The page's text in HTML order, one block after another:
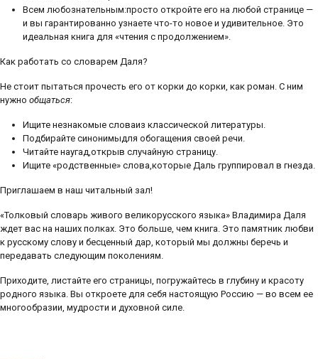
Всем любознательным:просто откройте его на любой странице —
и вы гарантированно узнаете что-то новое и удивительное. Это
идеальная книга для «чтения с продолжением».
Как работать со словарем Даля?
Не стоит пытаться прочесть его от корки до корки, как роман. С ним
нужно общаться:
Ищите незнакомые словаиз классической литературы.
Подбирайте синонимыдля обогащения своей речи.
Читайте наугад,открыв случайную страницу.
Ищите «родственные» слова,которые Даль группировал в гнезда.
Приглашаем в наш читальный зал!
«Толковый словарь живого великорусского языка» Владимира Даля
ждет вас на наших полках. Это больше, чем книга. Это памятник любви
к русскому слову и бесценный дар, который мы должны беречь и
передавать следующим поколениям.
Приходите, листайте его страницы, погружайтесь в глубину и красоту
родного языка. Вы откроете для себя настоящую Россию — во всем ее
многообразии, мудрости и духовной силе.